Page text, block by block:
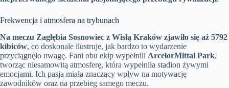
Frekwencja i atmosfera na trybunach
Na meczu Zagłębia Sosnowiec z Wisłą Kraków zjawiło się aż 5792
kibiców, co doskonale ilustruje, jak bardzo to wydarzenie
przyciągnęło uwagę. Fani obu ekip wypełnili ArcelorMittal Park,
tworząc niesamowitą atmosferę, która wypełniła stadion żywymi
emocjami. Ich pasja miała znaczący wpływ na motywację
zawodników oraz na przebieg samego meczu.